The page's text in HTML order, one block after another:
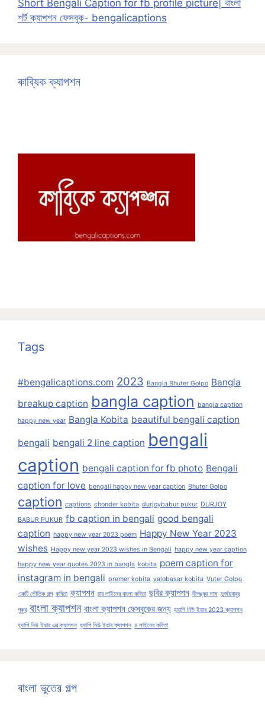
Short Bengali Caption for fb profile picture| বাংলা
শর্ট ক্যাপশন ফেসবুক- bengalicaptions
কাব্যিক ক্যাপশন
Tags
#bengalicaptions.com 2023 Bangla Bhuter Golpo Bangla
breakup caption bangla caption bangla caption
happy new year Bangla Kobita beautiful bengali caption
bengali bengali 2 line caption bengali
caption bengali caption for fb photo Bengali
caption for love bengali happy new year caption Bhuter Golpo
caption captions chonder kobita durjoybabur pukur DURJOY
BABUR PUKUR fb caption in bengali good bengali
caption happy new year 2023 poem Happy New Year 2023
wishes Happy new year 2023 wishes in Bengali happy new year caption
happy new year quotes 2023 in bangla kobita poem caption for
instagram in bengali premer kobita valobasar kobita Vuter Golpo
একটি ভৌতিক গল্প কবিতা ক্যাপশন চার লাইনের বাংলা কবিতা ছবির ক্যাপশন দীপঙ্কর দাস দুর্জয়বাবুর
পুকুর বাংলা ক্যাপশন বাংলা ক্যাপশন ফেসবুকের জন্য হ্যাপি নিউ ইয়ার 2023 ক্যাপশন
হ্যাপি নিউ ইয়ার এর ক্যাপশন হ্যাপি নিউ ইয়ার ক্যাপশন ৪ লাইনের কবিতা
বাংলা ভুতের গল্প